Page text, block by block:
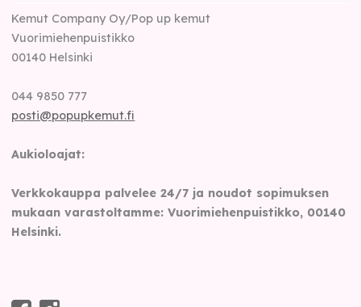
Kemut Company Oy/Pop up kemut
Vuorimiehenpuistikko
00140 Helsinki
044 9850 777
posti@popupkemut.fi
Aukioloajat:
Verkkokauppa palvelee 24/7 ja noudot sopimuksen
mukaan varastoltamme: Vuorimiehenpuistikko, 00140
Helsinki.